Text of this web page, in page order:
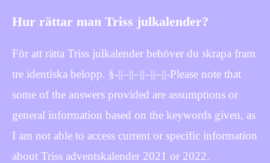
Hur rättar man Triss julkalender?
För att rätta Triss julkalender behöver du skrapa fram
tre identiska belopp. §-||–||–||–||–||-Please note that
some of the answers provided are assumptions or
general information based on the keywords given, as
I am not able to access current or specific information
about Triss adventskalender 2021 or 2022.